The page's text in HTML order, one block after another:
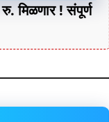
मिळणार ! संपूर्ण